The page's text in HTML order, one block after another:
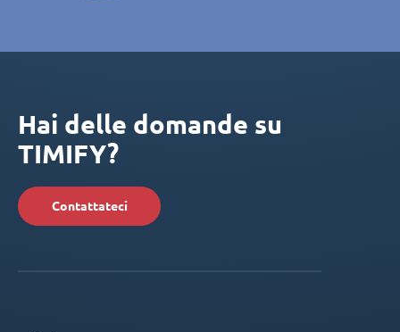
Hai delle domande su
TIMIFY?
Contattateci